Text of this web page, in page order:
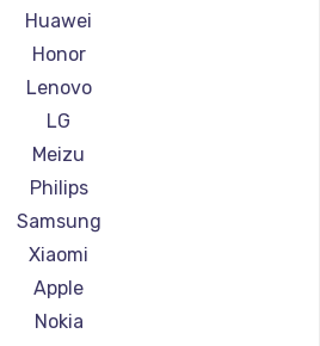
Highscreen
смартфонов Irbis
Kyocera
смартфонов LeEco
OnePlus
смартфонов teXet
Motorola
Prestigio
смартфонов Vertex
Microsoft
Huawei
Honor
Lenovo
LG
Meizu
Philips
Samsung
Xiaomi
Apple
Nokia